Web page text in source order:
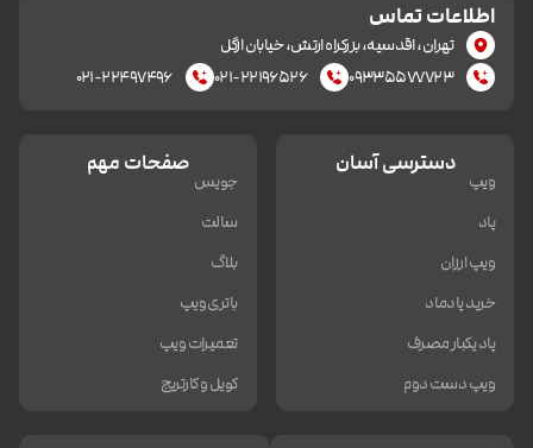
اطلاعات تماس
تهران، اقدسیه، بزرکراه ارتش، خیابان ازگل
۰۹۳۳۵۵۷۷۷۲۳
۰۲۱-۲۲۱۹۶۵۲۶ ۰۲۱-۲۲۴۹۷۴۹۶
دسترسی آسان
ویپ
پاد
ویپ ارزان
خرید پادماد
پاد یکبار مصرف
ویپ دست دوم
صفحات مهم
جویس
سالت
بلاگ
باتری ویپ
تعمیرات ویپ
کویل و کارتریج